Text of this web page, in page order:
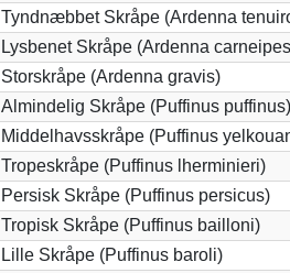
Tyndnæbbet Skråpe (Ardenna
Lysbenet Skråpe (Ardenna
Storskråpe (Ardenna gravis)
Almindelig Skråpe (Puffinus puffinus)
Middelhavsskråpe (Puffinus
Tropeskråpe (Puffinus lherminieri)
Persisk Skråpe (Puffinus persicus)
Tropisk Skråpe (Puffinus bailloni)
Lille Skråpe (Puffinus baroli)